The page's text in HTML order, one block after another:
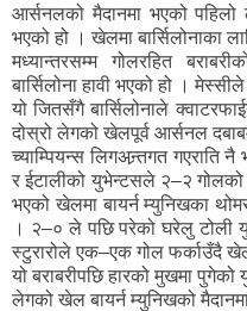
आर्सनलको मैदानमा भएको
भएको हो । खेलमा बार्सिलोनाका
मध्यान्तरसम्म गोलरहित
बार्सिलोना हावी भएको हो ।
यो जितसँगै बार्सिलोनाले
दोस्रो लेगको खेलपूर्व आर्सनल
च्याम्पियन्स लिगअन्र्तगत गएराति
र ईटालीको युभेन्टसले २–२
भएको खेलमा बायर्न म्युनिखका
। २–० ले पछि परेको घरेलु टोली
स्टुरारोले एक–एक गोल फर्काउँदै खेल
यो बराबरीपछि हारको मुखमा
लेगको खेल बायर्न म्युनिखको